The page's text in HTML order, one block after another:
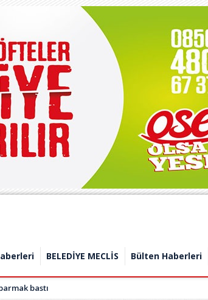
BELEDİYE MECLİS Bülten Haberleri
bastı